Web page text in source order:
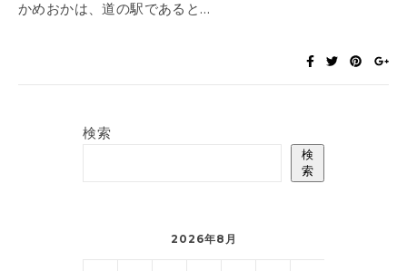
かめおかは、道の駅であると…
検索
検
索
2026年8月